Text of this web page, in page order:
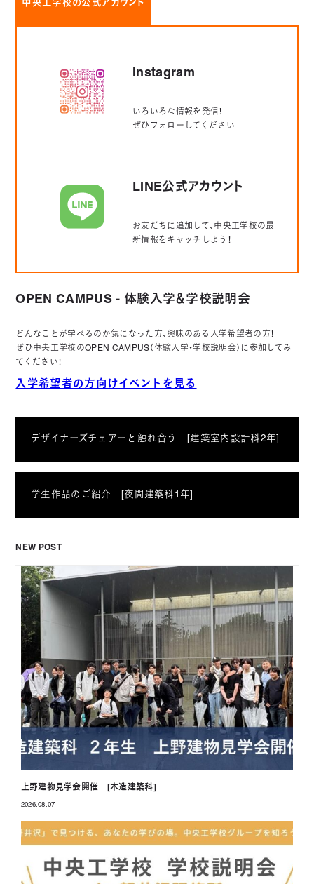
中央工学校の公式アカウント
Instagram
いろいろな情報を発信！
ぜひフォローしてください
LINE公式アカウント
お友だちに追加して、中央工学校の最
新情報をキャッチしよう！
OPEN CAMPUS - 体験入学＆学校説明会
どんなことが学べるのか気になった方、興味のある入学希望者の方！
ぜひ中央工学校のOPEN CAMPUS（体験入学・学校説明会）に参加してみ
てください！
入学希望者の方向けイベントを見る
デザイナーズチェアーと触れ合う [建築室内設計科2年]
学生作品のご紹介 [夜間建築科1年]
NEW POST
上野建物見学会開催 [木造建築科]
2026.08.07